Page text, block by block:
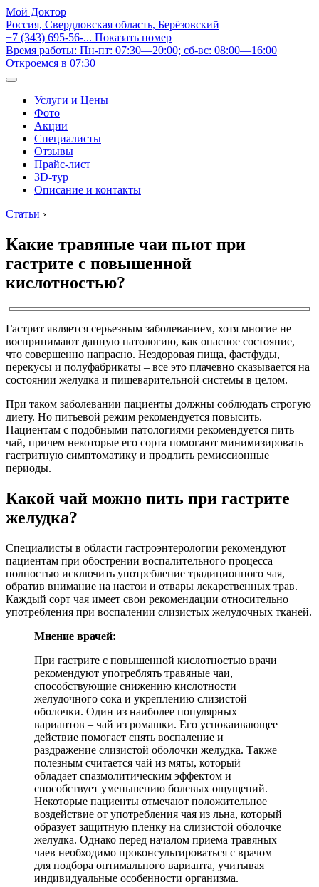
Мой Доктор
Россия, Свердловская область, Берёзовский
+7 (343) 695-56-... Показать номер
Время работы: Пн-пт: 07:30—20:00; сб-вс: 08:00—16:00
Откроемся в 07:30
Услуги и Цены
Фото
Акции
Специалисты
Отзывы
Прайс-лист
3D-тур
Описание и контакты
Статьи ›
Какие травяные чаи пьют при
гастрите с повышенной
кислотностью?
Гастрит является серьезным заболеванием, хотя многие не
воспринимают данную патологию, как опасное состояние,
что совершенно напрасно. Нездоровая пища, фастфуды,
перекусы и полуфабрикаты – все это плачевно сказывается на
состоянии желудка и пищеварительной системы в целом.
При таком заболевании пациенты должны соблюдать строгую
диету. Но питьевой режим рекомендуется повысить.
Пациентам с подобными патологиями рекомендуется пить
чай, причем некоторые его сорта помогают минимизировать
гастритную симптоматику и продлить ремиссионные
периоды.
Какой чай можно пить при гастрите
желудка?
Специалисты в области гастроэнтерологии рекомендуют
пациентам при обострении воспалительного процесса
полностью исключить употребление традиционного чая,
обратив внимание на настои и отвары лекарственных трав.
Каждый сорт чая имеет свои рекомендации относительно
употребления при воспалении слизистых желудочных тканей.
Мнение врачей:
При гастрите с повышенной кислотностью врачи
рекомендуют употреблять травяные чаи,
способствующие снижению кислотности
желудочного сока и укреплению слизистой
оболочки. Один из наиболее популярных
вариантов – чай из ромашки. Его успокаивающее
действие помогает снять воспаление и
раздражение слизистой оболочки желудка. Также
полезным считается чай из мяты, который
обладает спазмолитическим эффектом и
способствует уменьшению болевых ощущений.
Некоторые пациенты отмечают положительное
воздействие от употребления чая из льна, который
образует защитную пленку на слизистой оболочке
желудка. Однако перед началом приема травяных
чаев необходимо проконсультироваться с врачом
для подбора оптимального варианта, учитывая
индивидуальные особенности организма.